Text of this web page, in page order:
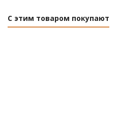
С этим товаром покупают